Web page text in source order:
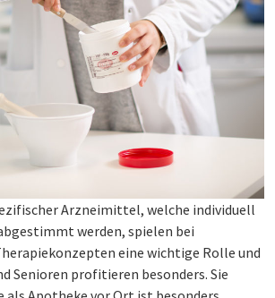
Arzneimittel, welche individuell
werden, spielen bei
eine wichtige Rolle und
Senioren profitieren besonders. Sie